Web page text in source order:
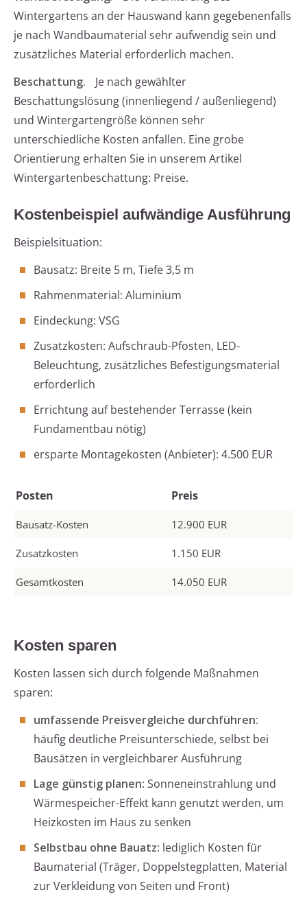
Wintergartens an der Hauswand kann gegebenenfalls
je nach Wandbaumaterial sehr aufwendig sein und
zusätzliches Material erforderlich machen.
Beschattung.
Je nach gewählter
Beschattungslösung (innenliegend / außenliegend)
und Wintergartengröße können sehr
unterschiedliche Kosten anfallen. Eine grobe
Orientierung erhalten Sie in unserem Artikel
Wintergartenbeschattung: Preise.
Kostenbeispiel aufwändige Ausführung
Beispielsituation:
Bausatz: Breite 5 m, Tiefe 3,5 m
Rahmenmaterial: Aluminium
Eindeckung: VSG
Zusatzkosten: Aufschraub-Pfosten, LED-
Beleuchtung, zusätzliches Befestigungsmaterial
erforderlich
Errichtung auf bestehender Terrasse (kein
Fundamentbau nötig)
ersparte Montagekosten (Anbieter): 4.500 EUR
Posten Preis
Bausatz-Kosten 12.900 EUR
Zusatzkosten 1.150 EUR
Gesamtkosten 14.050 EUR
Kosten sparen
Kosten lassen sich durch folgende Maßnahmen
sparen:
umfassende Preisvergleiche durchführen:
häufig deutliche Preisunterschiede, selbst bei
Bausätzen in vergleichbarer Ausführung
Lage günstig planen: Sonneneinstrahlung und
Wärmespeicher-Effekt kann genutzt werden, um
Heizkosten im Haus zu senken
Selbstbau ohne Bauatz: lediglich Kosten für
Baumaterial (Träger, Doppelstegplatten, Material
zur Verkleidung von Seiten und Front)